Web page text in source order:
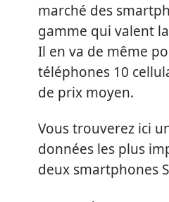
marché des
gamme qui valent
Il en va de même
téléphones 10
de prix moyen.
Vous trouverez ici
données les plus
deux smartphones